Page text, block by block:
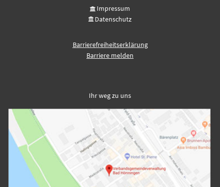
Impressum
Datenschutz
Barrierefreiheitserklärung
Barriere melden
Ihr weg zu uns